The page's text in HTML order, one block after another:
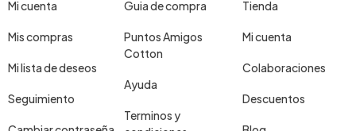
Mi cuenta
Mis compras
Mi lista de deseos
Seguimiento
Guia de compra
Puntos Amigos
Cotton
Ayuda
Terminos y
Tienda
Mi cuenta
Colaboraciones
Descuentos